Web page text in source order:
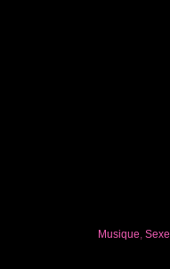
Musique Sexe